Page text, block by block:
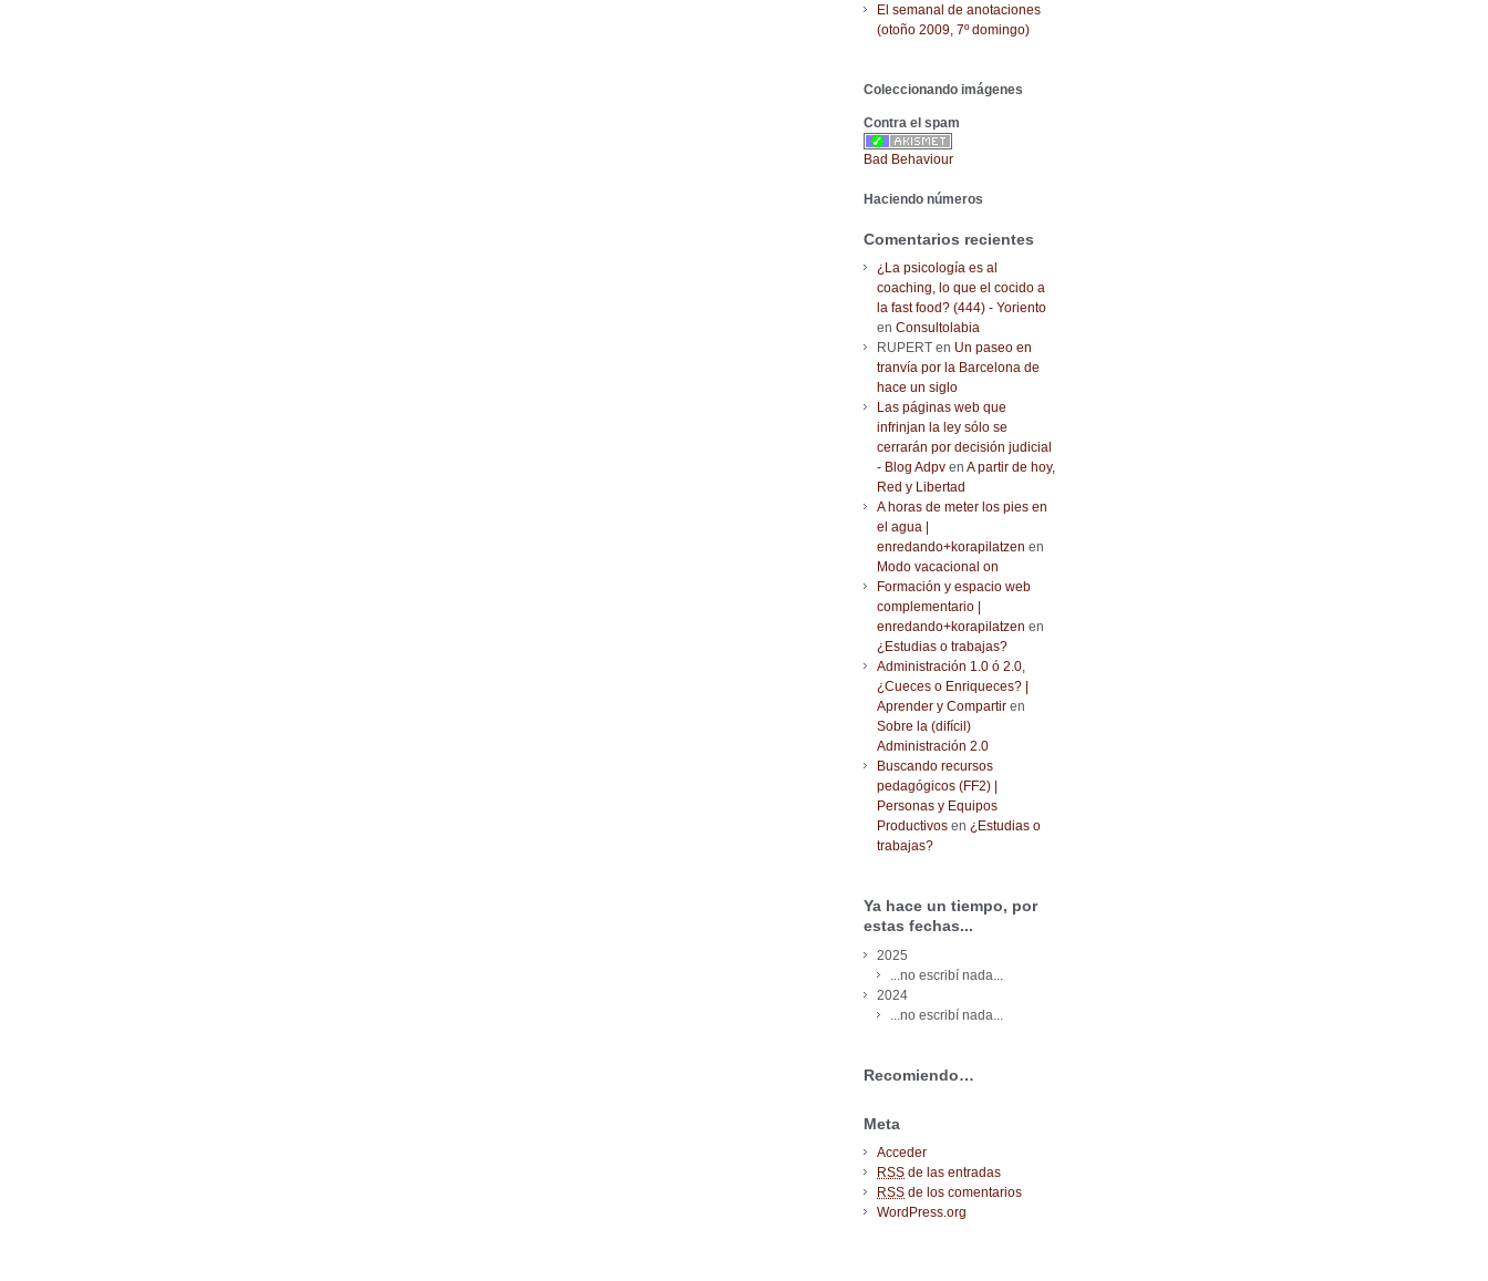
El semanal de anotaciones
(otoño 2009, 7º domingo)
Coleccionando imágenes
Contra el spam
Bad Behaviour
Haciendo números
Comentarios recientes
¿La psicología es al
coaching, lo que el cocido a
la fast food? (444) - Yoriento
en Consultolabia
RUPERT en Un paseo en
tranvía por la Barcelona de
hace un siglo
Las páginas web que
infrinjan la ley sólo se
cerrarán por decisión judicial
- Blog Adpv en A partir de hoy,
Red y Libertad
A horas de meter los pies en
el agua |
enredando+korapilatzen en
Modo vacacional on
Formación y espacio web
complementario |
enredando+korapilatzen en
¿Estudias o trabajas?
Administración 1.0 ó 2.0,
¿Cueces o Enriqueces? |
Aprender y Compartir en
Sobre la (difícil)
Administración 2.0
Buscando recursos
pedagógicos (FF2) |
Personas y Equipos
Productivos en ¿Estudias o
trabajas?
Ya hace un tiempo, por
estas fechas...
2025
...no escribí nada...
2024
...no escribí nada...
Recomiendo…
Meta
Acceder
RSS de las entradas
RSS de los comentarios
WordPress.org